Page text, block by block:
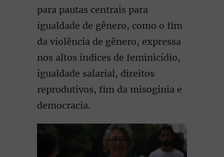
para pautas centrais para
igualdade de gênero, como o fim
da violência de gênero, expressa
nos altos índices de feminicídio,
igualdade salarial, direitos
reprodutivos, fim da misoginia e
democracia.